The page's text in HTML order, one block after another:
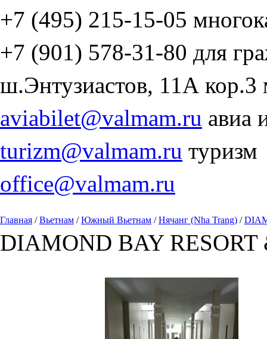
+7 (495) 215-15-05
+7 (901) 578-31-80 для
ш.Энтузиастов, 11А кор.3
aviabilet@valmam.ru авиа
turizm@valmam.ru туризм
office@valmam.ru
Главная /Вьетнам /Южный Вьетнам /Нячанг (Nha Trang) /
DIAMOND BAY RESORT